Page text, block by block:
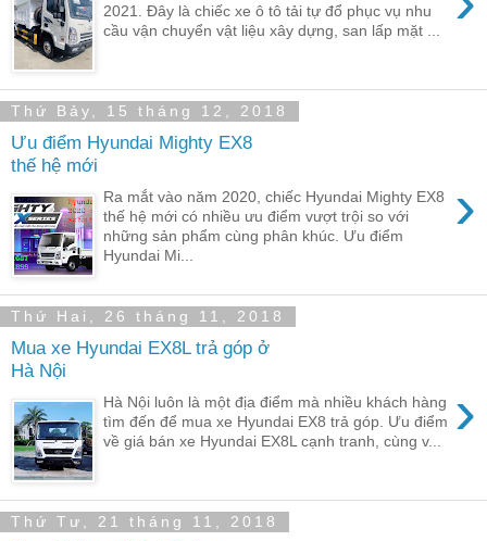
2021. Đây là chiếc xe ô tô tải tự đổ phục vụ nhu
cầu vận chuyển vật liệu xây dựng, san lấp mặt ...
Thứ Bảy, 15 tháng 12, 2018
Ưu điểm Hyundai Mighty EX8
thế hệ mới
›
Ra mắt vào năm 2020, chiếc Hyundai Mighty EX8
thế hệ mới có nhiều ưu điểm vượt trội so với
những sản phẩm cùng phân khúc. Ưu điểm
Hyundai Mi...
Thứ Hai, 26 tháng 11, 2018
Mua xe Hyundai EX8L trả góp ở
Hà Nội
›
Hà Nội luôn là một địa điểm mà nhiều khách hàng
tìm đến để mua xe Hyundai EX8 trả góp. Ưu điểm
về giá bán xe Hyundai EX8L cạnh tranh, cùng v...
Thứ Tư, 21 tháng 11, 2018